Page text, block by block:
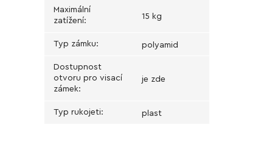
Maximální
zatížení: 15 kg
Typ zámku: polyamid
Dostupnost
otvoru pro visací
zámek:
je zde
Typ rukojeti: plast